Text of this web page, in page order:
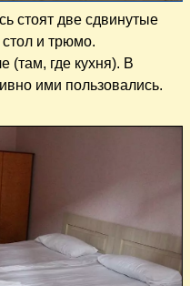
стоят две сдвинутые
и трюмо.
(там, где кухня). В
ими пользовались.